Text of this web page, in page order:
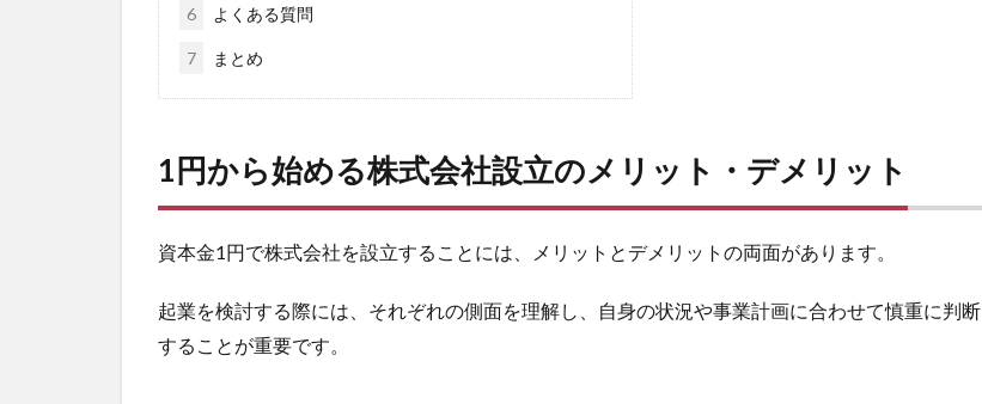
6 よくある質問
7 まとめ
1円から始める株式会社設立のメリット・デメリット
資本金1円で株式会社を設立することには、メリットとデメリットの両面があります。
起業を検討する際には、それぞれの側面を理解し、自身の状況や事業計画に合わせて慎重に判断
することが重要です。